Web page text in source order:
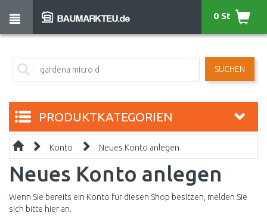
SUCHEN
0 St
PRODUKTKATEGORIEN
Konto Neues Konto anlegen
Neues Konto anlegen
Wenn Sie bereits ein Konto für diesen Shop besitzen, melden Sie
sich bitte hier an.